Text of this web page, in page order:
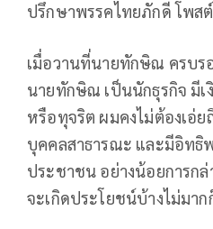
ปรึกษาพรรคไทยภักดี โพ
เมื่อวานที่นายทักษิณ ครบร
นายทักษิณ เป็นนักธุรกิจ มีเ
หรือทุจริต ผมคงไม่ต้องเอ่
บุคคลสาธารณะ และมีอิทธิ
ประชาชน อย่างน้อยการก
จะเกิดประโยชน์บ้างไม่มา